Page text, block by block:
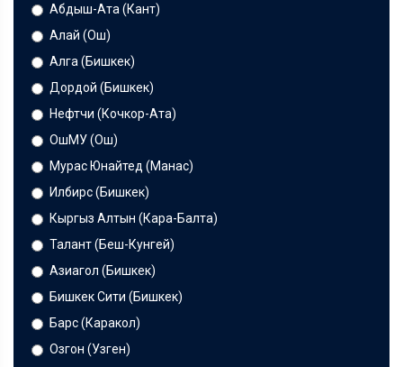
Абдыш-Ата (Кант)
Алай (Ош)
Алга (Бишкек)
Дордой (Бишкек)
Нефтчи (Кочкор-Ата)
ОшМУ (Ош)
Мурас Юнайтед (Манас)
Илбирс (Бишкек)
Кыргыз Алтын (Кара-Балта)
Талант (Беш-Кунгей)
Азиагол (Бишкек)
Бишкек Сити (Бишкек)
Барс (Каракол)
Озгон (Узген)